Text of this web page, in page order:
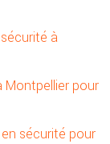
à
Montpellier pour
sécurité pour